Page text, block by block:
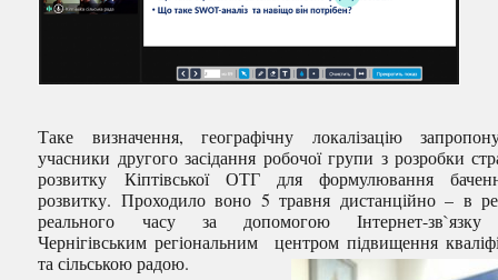
Таке визначення, географічну локалізацію
учасники другого засідання робочої групи з розробки
розвитку Кіптівської ОТГ для формулювання
розвитку. Проходило воно 5 травня дистанційно – в
реального часу за допомогою Інтернет-
Чернігівським регіональним центром підвищення
та сільською радою.